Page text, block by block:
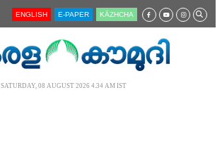
ENGLISH E-PAPER KĀZHCHA
SATURDAY, 08 AUGUST 2026 4.34 AM IST